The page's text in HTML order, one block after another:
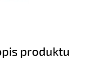
produktu